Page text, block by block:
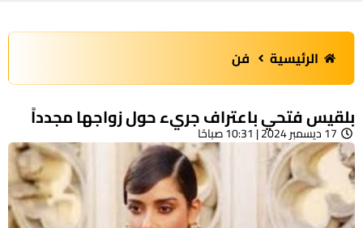
الرئيسية فن
بلقيس فتحي باعتراف جريء حول زواجها مجدداً
17 ديسمبر 2024 | 10:31 صباحًا